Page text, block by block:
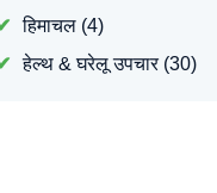
हिमाचल(4)
हेल्थ & घरेलू उपचार(30)